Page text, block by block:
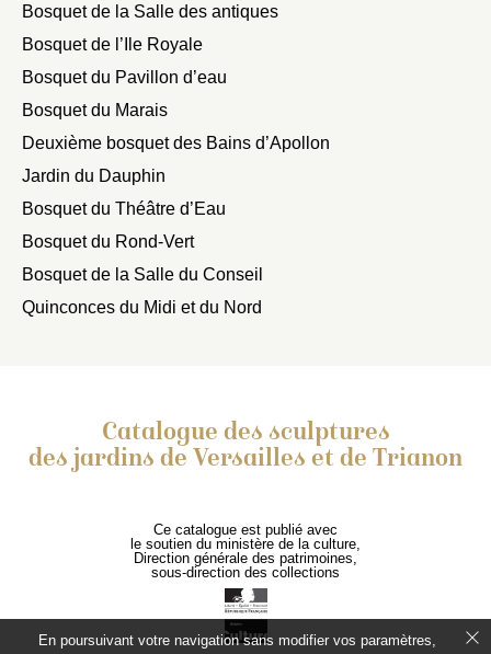
Bosquet de la Salle des antiques
Bosquet de l’Ile Royale
Bosquet du Pavillon d’eau
Bosquet du Marais
Deuxième bosquet des Bains d’Apollon
Jardin du Dauphin
Bosquet du Théâtre d’Eau
Bosquet du Rond-Vert
Bosquet de la Salle du Conseil
Quinconces du Midi et du Nord
Catalogue des sculptures
des jardins de Versailles et de Trianon
Ce catalogue est publié avec
le soutien du ministère de la culture,
Direction générale des patrimoines,
sous-direction des collections
En poursuivant votre navigation sans modifier vos paramètres,